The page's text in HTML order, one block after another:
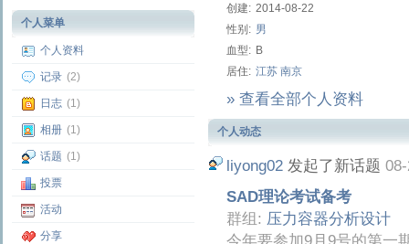
个人菜单
个人资料
记录 (2)
日志 (1)
相册 (1)
话题 (1)
投票
活动
分享
创建: 2014-08-22
性别: 男
血型: B
居住: 江苏 南京
» 查看全部个人资料
个人动态
liyong02 发起了新话题
SAD理论考试备考
群组: 压力容器分析设计
今年要参加9月9号的第一